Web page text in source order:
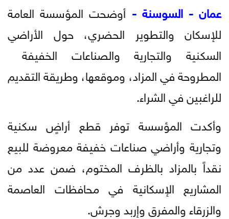
عمان - السوسنة - أوضحت المؤسسة العامة
للإسكان والتطوير الحضري، حول الأراضي
السكنية والتجارية والصناعات الخفيفة
المطروحة في المزاد، وموقعها، وطريقة التقديم
للراغبين في الشراء.
وأكدت المؤسسة توفر قطع أراضٍ سكنية
وتجارية وأراضي صناعات خفيفة معروضة للبيع
نقداً بالمزاد بالظرف المختوم، ضمن عدد من
المشاريع الإسكانية في محافظات العاصمة
والزرقاء والمفرق وإربد وجرش.